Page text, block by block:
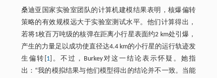
桑迪亚国家实验室团队的计算机建模结果表明，核爆偏转
策略的有效规模远大于实验室测试水平。他们计算得出，
若将1枚百万吨级的核弹在距离小行星表面约2 km处引爆，
产生的力量足以成功使直径达4.4 km的小行星的运行轨迹发
生偏转[ 1]。不过，Burkey对这一结论表示怀疑。她指
出：“我的模拟结果与他们模型得出的结论并不一致。当能